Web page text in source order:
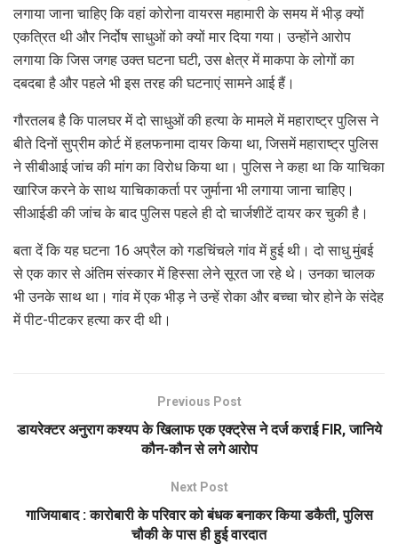
लगाया जाना चाहिए कि वहां कोरोना वायरस महामारी के समय में भीड़ क्यों
एकत्रित थी और निर्दोष साधुओं को क्यों मार दिया गया। उन्होंने आरोप
लगाया कि जिस जगह उक्त घटना घटी, उस क्षेत्र में माकपा के लोगों का
दबदबा है और पहले भी इस तरह की घटनाएं सामने आई हैं।
गौरतलब है कि पालघर में दो साधुओं की हत्या के मामले में महाराष्ट्र पुलिस ने
बीते दिनों सुप्रीम कोर्ट में हलफनामा दायर किया था, जिसमें महाराष्ट्र पुलिस
ने सीबीआई जांच की मांग का विरोध किया था। पुलिस ने कहा था कि याचिका
खारिज करने के साथ याचिकाकर्ता पर जुर्माना भी लगाया जाना चाहिए।
सीआईडी की जांच के बाद पुलिस पहले ही दो चार्जशीटें दायर कर चुकी है।
बता दें कि यह घटना 16 अप्रैल को गडचिंचले गांव में हुई थी। दो साधु मुंबई
से एक कार से अंतिम संस्कार में हिस्सा लेने सूरत जा रहे थे। उनका चालक
भी उनके साथ था। गांव में एक भीड़ ने उन्हें रोका और बच्चा चोर होने के संदेह
में पीट-पीटकर हत्या कर दी थी।
Previous Post
डायरेक्टर अनुराग कश्यप के खिलाफ एक एक्ट्रेस ने दर्ज कराई FIR, जानिये
कौन-कौन से लगे आरोप
Next Post
गाजियाबाद : कारोबारी के परिवार को बंधक बनाकर किया डकैती, पुलिस
चौकी के पास ही हुई वारदात